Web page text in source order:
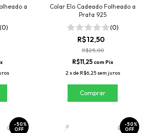
a
(0)
Colar Elo Cadeado Folheado a
Prata 925
(0)
R$12,50
R$25,00
R$11,25com Pix
2xde R$6,25 sem juros
-50%
OFF
-50%
OFF